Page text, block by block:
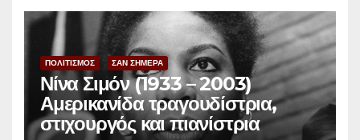
ΠΟΛΙΤΙΣΜΟΣ ΣΑΝ ΣΗΜΕΡΑ
Νίνα Σιμόν (1933 – 2003)
Αμερικανίδα τραγουδίστρια,
στιχουργός και πιανίστρια